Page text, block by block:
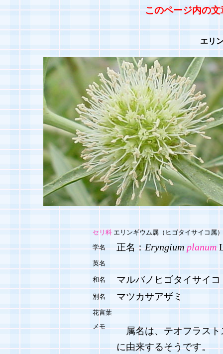
このページ内の
エリ
セリ科 エリンギウム属（ヒゴタイサイコ属）
学名
正名：Eryngiumplanum
英名
和名 マルバノヒゴタイサイコ
別名 マツカサアザミ
花言葉
メモ
属名は、テオフラスト
に由来するそうです。